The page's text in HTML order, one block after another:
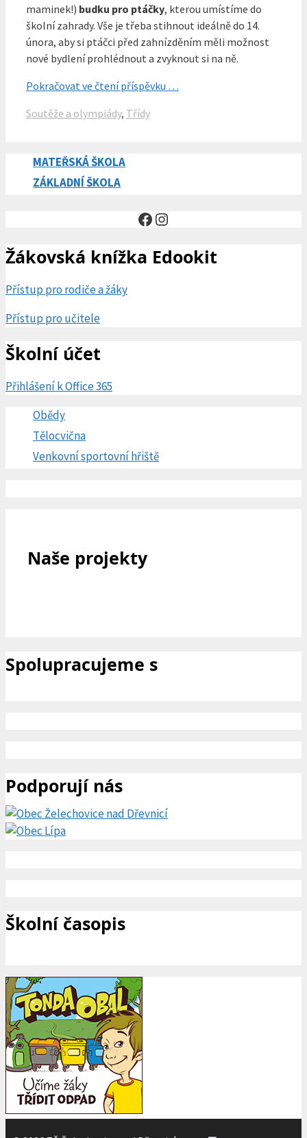
maminek!) budku pro ptáčky, kterou umístíme do
školní zahrady. Vše je třeba stihnout ideálně do 14.
února, aby si ptáčci před zahnízděním měli možnost
nové bydlení prohlédnout a zvyknout si na ně.
Pokračovat ve čtení příspěvku …
Rubriky
Soutěže a olympiády, Třídy
MATEŘSKÁ ŠKOLA
ZÁKLADNÍ ŠKOLA
Facebook
Instagram
Žákovská knížka Edookit
Přístup pro rodiče a žáky
Přístup pro učitele
Školní účet
Přihlášení k Office 365
Obědy
Tělocvična
Venkovní sportovní hřiště
Naše projekty
Spolupracujeme s
Podporují nás
Školní časopis